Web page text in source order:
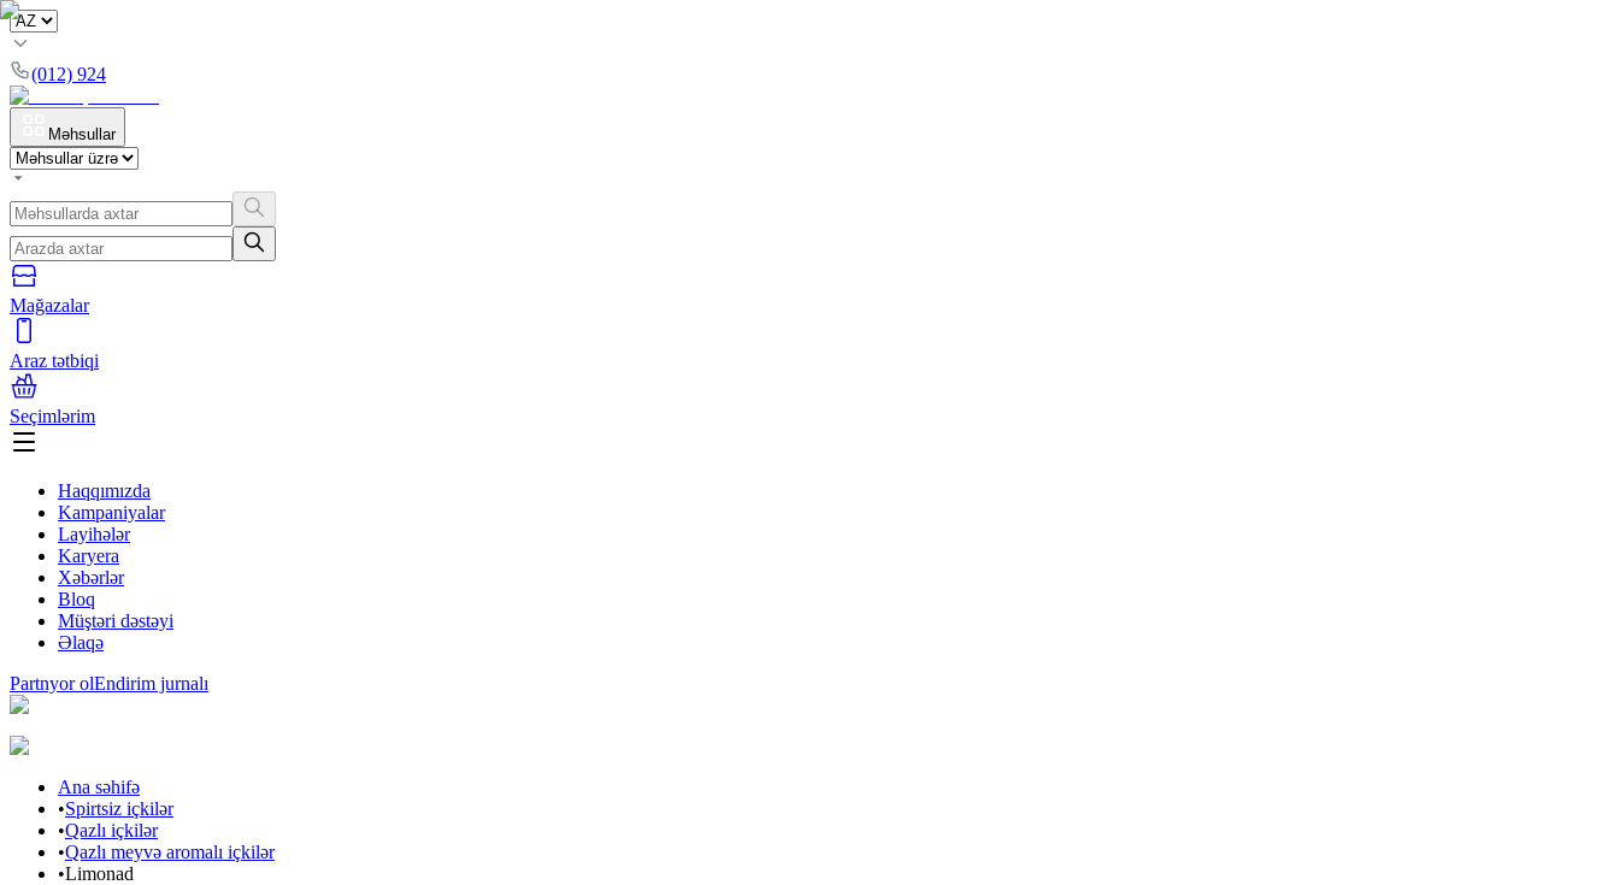
(012) 924
Məhsullar
Mağazalar
Araz tətbiqi
Seçimlərim
Haqqımızda
Kampaniyalar
Layihələr
Karyera
Xəbərlər
Bloq
Müştəri dəstəyi
Əlaqə
Partnyor olEndirim jurnalı
Ana səhifə
•Spirtsiz içkilər
•Qazlı içkilər
•Qazlı meyvə aromalı içkilər
•Limonad